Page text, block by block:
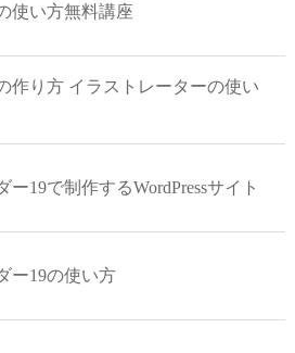
使い方無料講座
作り方 イラストレーターの使い
19で制作するWordPressサイト
ー19の使い方